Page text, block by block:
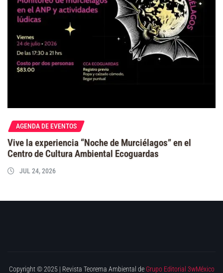
AGENDA DE EVENTOS
Vive la experiencia “Noche de Murciélagos” en el
Centro de Cultura Ambiental Ecoguardas
JUL 24, 2026
Copyright © 2025 | Revista Teorema Ambiental de Grupo Editorial 3wMéxico